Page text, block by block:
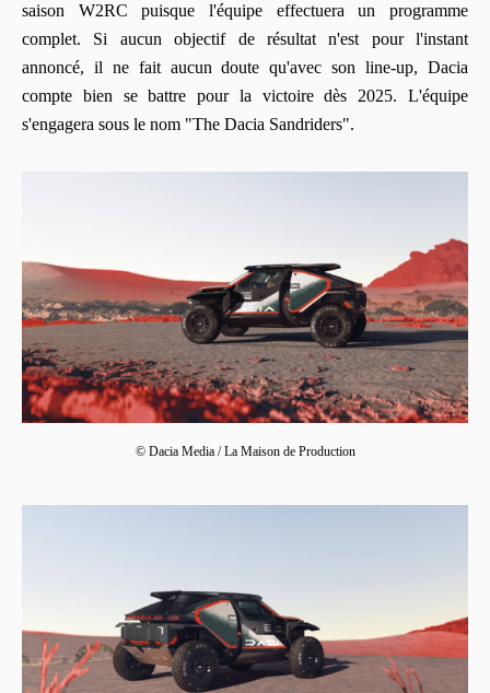
saison W2RC puisque l'équipe effectuera un programme
complet. Si aucun objectif de résultat n'est pour l'instant
annoncé, il ne fait aucun doute qu'avec son line-up, Dacia
compte bien se battre pour la victoire dès 2025. L'équipe
s'engagera sous le nom "The Dacia Sandriders".
© Dacia Media / La Maison de Production